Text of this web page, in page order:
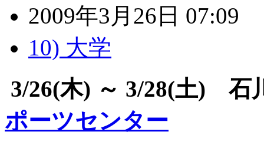
2009年3月26日 07:09
10) 大学
3/26(木) ～ 3/28(土)
ポーツセンター